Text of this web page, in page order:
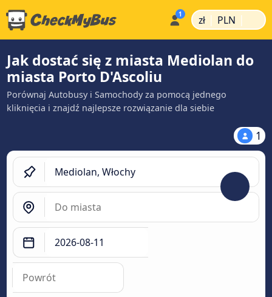
zł | PLN |
Jak dostać się z miasta Mediolan do
miasta Porto D'Ascoliu
Porównaj Autobusy i Samochody za pomocą jednego
kliknięcia i znajdź najlepsze rozwiązanie dla siebie
1